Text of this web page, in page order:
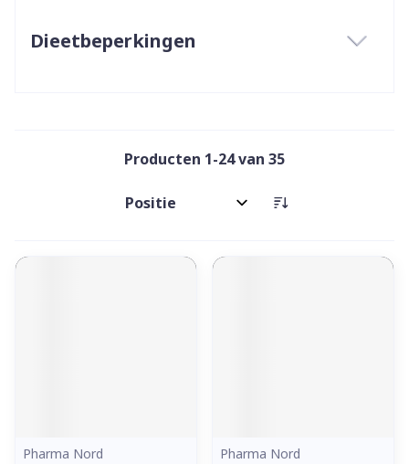
Dieetbeperkingen
Producten 1-24van 35
Sorteer op:
Pharma Nord
Pharma Nord